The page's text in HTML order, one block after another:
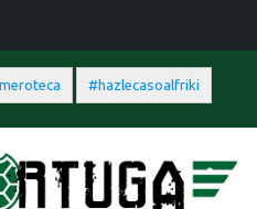
#hazlecasoalfriki